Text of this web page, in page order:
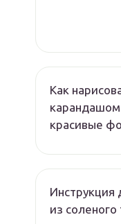
Как
красивые
Инструкция
из соленого